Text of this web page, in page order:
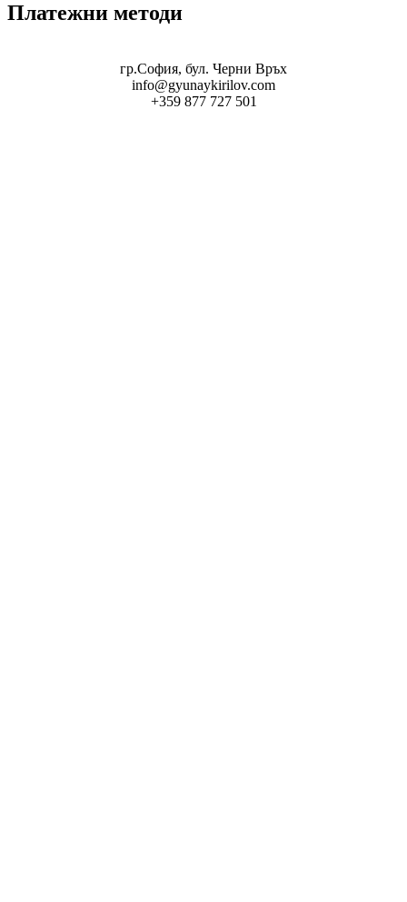
Платежни методи
гр.София, бул. Черни Връх
info@gyunaykirilov.com
+359 877 727 501